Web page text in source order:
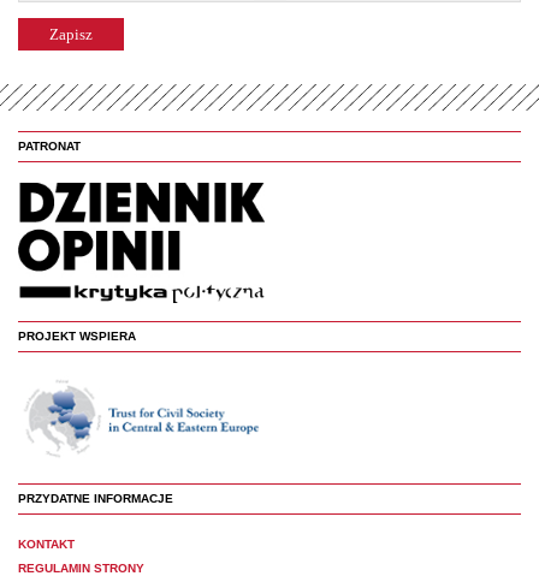
PATRONAT
PROJEKT WSPIERA
PRZYDATNE INFORMACJE
KONTAKT
REGULAMIN STRONY